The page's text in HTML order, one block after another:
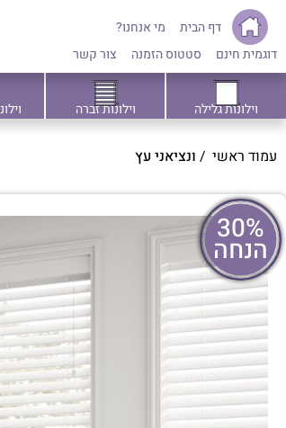
דף הבית
מי אנחנו?
דוגמית חינם
סטטוס הזמנה צור קשר
וילונות גלילה וילונות זברה
עמוד ראשי / ונציאני עץ
30%
הנחה